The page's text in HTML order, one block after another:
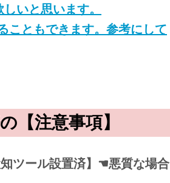
いと思います。
こともできます。参考にして
【注意事項】
ツール設置済】☚悪質な場合